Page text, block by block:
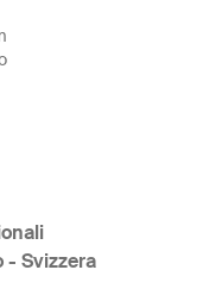
- Svizzera